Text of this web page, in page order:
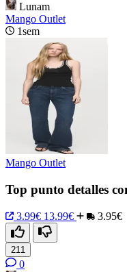
Lunam
Mango Outlet
1sem
Mango Outlet
Top punto detalles
3.99€ 13.99€ 3.95€
211
0